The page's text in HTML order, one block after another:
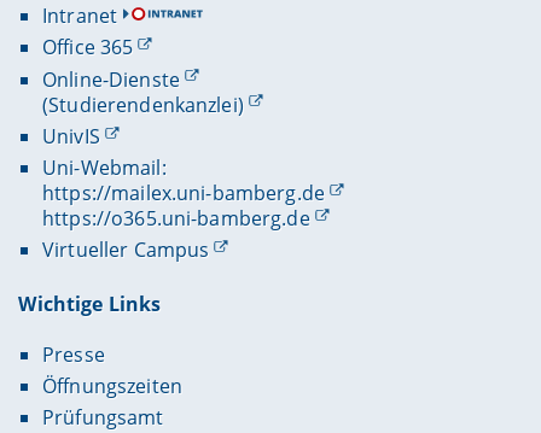
Intranet
Office 365
Online-Dienste
(Studierendenkanzlei)
UnivIS
Uni-Webmail:
https://mailex.uni-bamberg.de
https://o365.uni-bamberg.de
Virtueller Campus
Wichtige Links
Presse
Öffnungszeiten
Prüfungsamt